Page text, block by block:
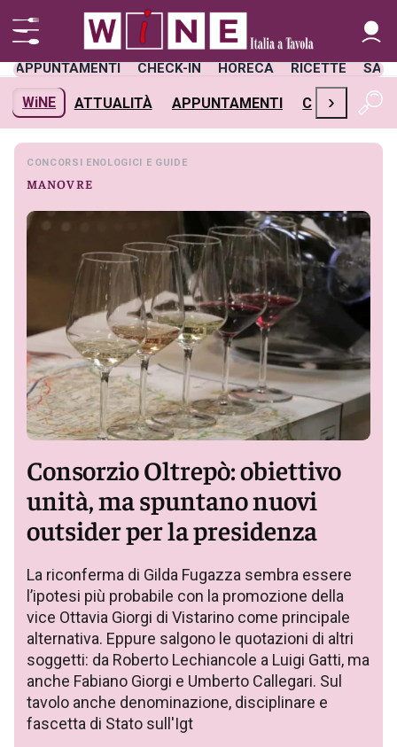
APPUNTAMENTI CHECK-IN HORECA RICETTE
WiNE ATTUALITÀ APPUNTAMENTI CHECK-IN
›
CONCORSI ENOLOGICI E GUIDE
MANOVRE
Consorzio Oltrepò: obiettivo
unità, ma spuntano nuovi
outsider per la presidenza
La riconferma di Gilda Fugazza sembra essere
l’ipotesi più probabile con la promozione della
vice Ottavia Giorgi di Vistarino come principale
alternativa. Eppure salgono le quotazioni di altri
soggetti: da Roberto Lechiancole a Luigi Gatti, ma
anche Fabiano Giorgi e Umberto Callegari. Sul
tavolo anche denominazione, disciplinare e
fascetta di Stato sull'Igt